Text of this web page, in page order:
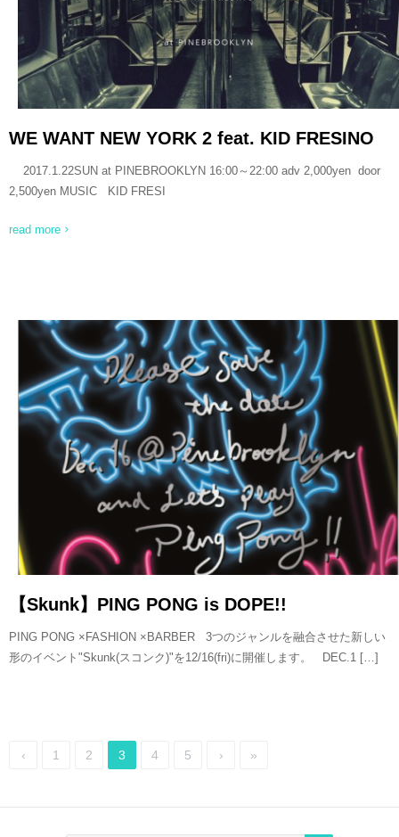
WE WANT NEW YORK 2 feat. KID FRESINO
2017.1.22SUN at PINEBROOKLYN 16:00～22:00 adv 2,000yen door
2,500yen MUSIC KID FRESI
read more
READ MORE
【Skunk】PING PONG is DOPE!!
PING PONG ×FASHION ×BARBER 3つのジャンルを融合させた新しい
形のイベント"Skunk(スコンク)"を12/16(fri)に開催します。 DEC.1 […]
‹ 1 2 3 4 5 › »